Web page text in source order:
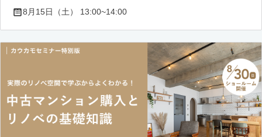
8月15日（土） 13:00~14:00